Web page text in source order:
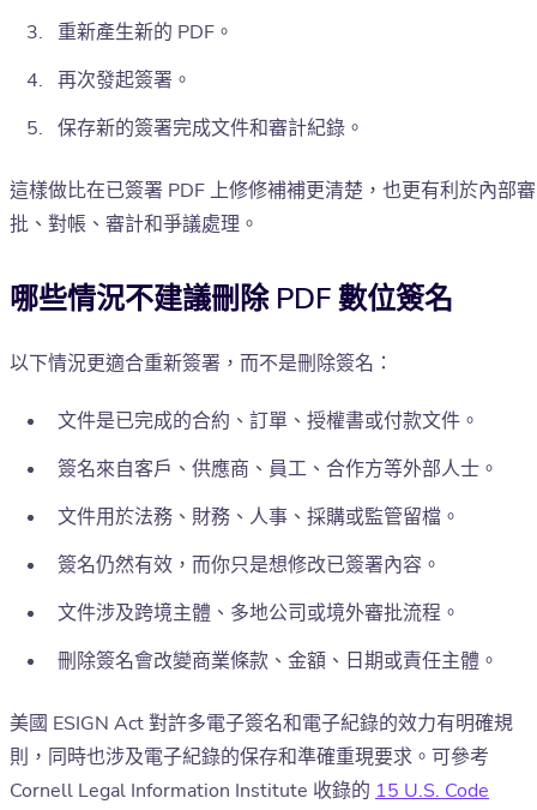
重新產生新的 PDF。
再次發起簽署。
保存新的簽署完成文件和審計紀錄。
這樣做比在已簽署 PDF 上修修補補更清楚，也更有利於內部審
批、對帳、審計和爭議處理。
哪些情況不建議刪除 PDF 數位簽名
以下情況更適合重新簽署，而不是刪除簽名：
文件是已完成的合約、訂單、授權書或付款文件。
簽名來自客戶、供應商、員工、合作方等外部人士。
文件用於法務、財務、人事、採購或監管留檔。
簽名仍然有效，而你只是想修改已簽署內容。
文件涉及跨境主體、多地公司或境外審批流程。
刪除簽名會改變商業條款、金額、日期或責任主體。
美國 ESIGN Act 對許多電子簽名和電子紀錄的效力有明確規
則，同時也涉及電子紀錄的保存和準確重現要求。可參考
Cornell Legal Information Institute 收錄的 15 U.S. Code